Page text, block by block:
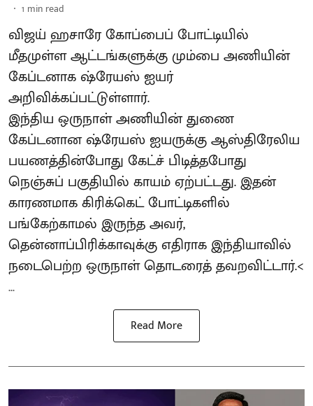
1 min read
விஜய் ஹசாரே கோப்பைப் போட்டியில்
மீதமுள்ள ஆட்டங்களுக்கு மும்பை அணியின்
கேப்டனாக ஷ்ரேயஸ் ஐயர்
அறிவிக்கப்பட்டுள்ளார்.
இந்திய ஒருநாள் அணியின் துணை
கேப்டனான ஷ்ரேயஸ் ஐயருக்கு ஆஸ்திரேலிய
பயணத்தின்போது கேட்ச் பிடித்தபோது
நெஞ்சுப் பகுதியில் காயம் ஏற்பட்டது. இதன்
காரணமாக கிரிக்கெட் போட்டிகளில்
பங்கேற்காமல் இருந்த அவர்,
தென்னாப்பிரிக்காவுக்கு எதிராக இந்தியாவில்
நடைபெற்ற ஒருநாள் தொடரைத் தவறவிட்டார்.<
...
Read More